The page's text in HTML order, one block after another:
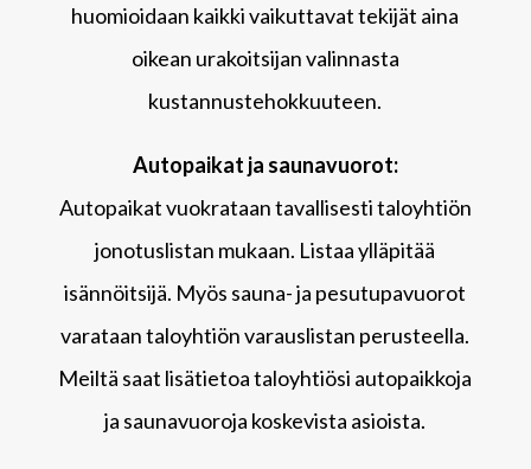
huomioidaan kaikki vaikuttavat tekijät aina
oikean urakoitsijan valinnasta
kustannustehokkuuteen.
Autopaikat ja saunavuorot:
Autopaikat vuokrataan tavallisesti taloyhtiön
jonotuslistan mukaan. Listaa ylläpitää
isännöitsijä. Myös sauna- ja pesutupavuorot
varataan taloyhtiön varauslistan perusteella.
Meiltä saat lisätietoa taloyhtiösi autopaikkoja
ja saunavuoroja koskevista asioista.